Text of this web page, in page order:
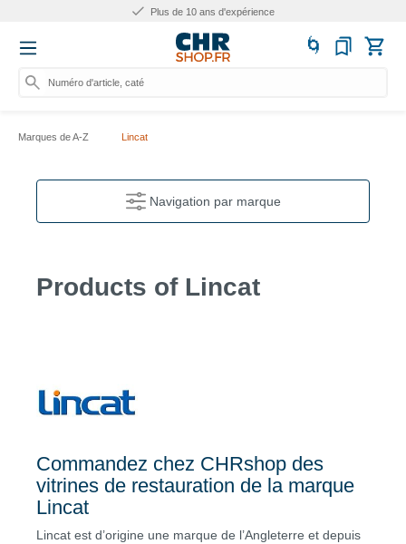
Plus de 10 ans d'expérience
Numéro d'article, catégorie
Marques de A-Z Lincat
Navigation par marque
Products of Lincat
Commandez chez CHRshop des
vitrines de restauration de la marque
Lincat
Lincat est d’origine une marque de l’Angleterre et depuis